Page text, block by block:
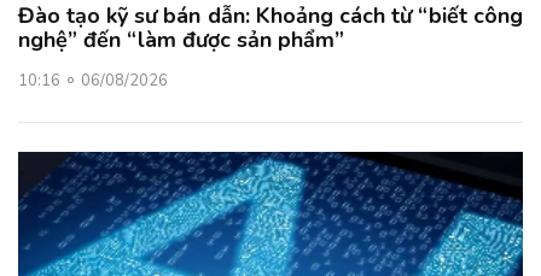
Đào tạo kỹ sư bán dẫn: Khoảng cách từ “biết công
nghệ” đến “làm được sản phẩm”
10:16 06/08/2026